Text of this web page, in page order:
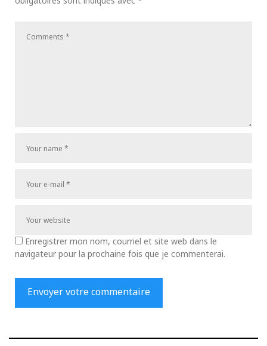
Enregistrer mon nom, courriel et site web dans le
navigateur pour la prochaine fois que je commenterai.